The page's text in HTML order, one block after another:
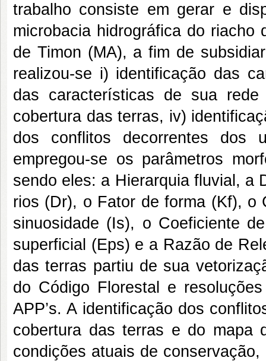
trabalho consiste em gerar e
microbacia hidrográfica do riacho
de Timon (MA), a fim de
realizou-se i) identificação das
das características de sua
cobertura das terras, iv)
dos conflitos decorrentes dos
empregou-se os parâmetros
sendo eles: a Hierarquia fluvial, a
rios (Dr), o Fator de forma (Kf), o
sinuosidade (Is), o Coeficiente
superficial (Eps) e a Razão de
das terras partiu de sua
do Código Florestal e
APP’s. A identificação dos
cobertura das terras e do mapa
condições atuais de